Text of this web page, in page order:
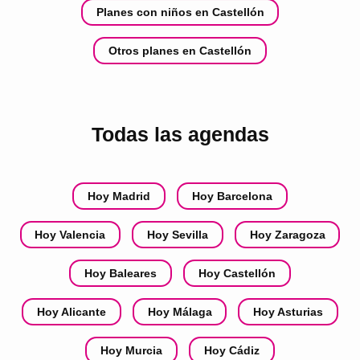
Planes con niños en Castellón
Otros planes en Castellón
Todas las agendas
Hoy Madrid Hoy Barcelona
Hoy Valencia Hoy Sevilla Hoy Zaragoza
Hoy Baleares Hoy Castellón
Hoy Alicante Hoy Málaga Hoy Asturias
Hoy Murcia Hoy Cádiz